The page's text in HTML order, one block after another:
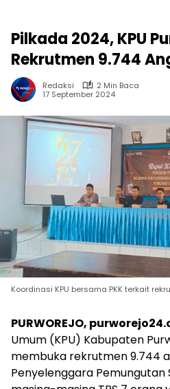
Pilkada 2024, KPU
Rekrutmen 9.744
Redaksi
2 Min Baca
17 September 2024
Koordinasi KPU bersama PKK terkait
PURWOREJO,
Umum (KPU) Kabupaten
membuka rekrutmen 9.744
Penyelenggara Pemungutan